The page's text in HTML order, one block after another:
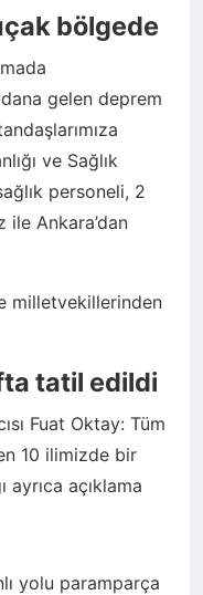
bölgede
gelen deprem
ve Sağlık
personeli, 2
ile Ankara’dan
milletvekillerinden
tatil edildi
Fuat Oktay: Tüm
10 ilimizde bir
açıklama
yolu paramparça